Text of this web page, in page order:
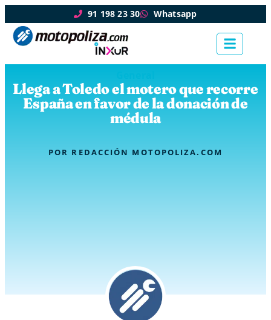
91 198 23 30 Whatsapp
Llega a Toledo el motero que recorre
España en favor de la donación de
médula
POR REDACCIÓN MOTOPOLIZA.COM